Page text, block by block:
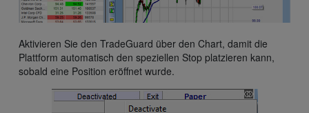
Aktivieren Sie den TradeGuard über den Chart, damit die
Plattform automatisch den speziellen Stop platzieren kann,
sobald eine Position eröffnet wurde.